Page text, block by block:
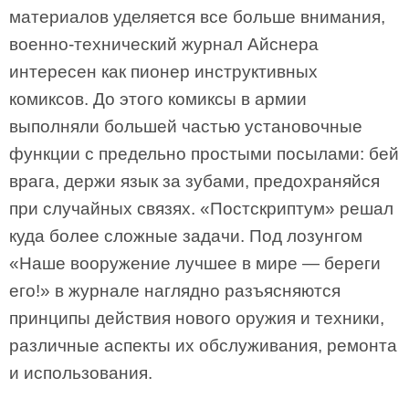
материалов уделяется все больше внимания,
военно-технический журнал Айснера
интересен как пионер инструктивных
комиксов. До этого комиксы в армии
выполняли большей частью установочные
функции с предельно простыми посылами: бей
врага, держи язык за зубами, предохраняйся
при случайных связях. «Постскриптум» решал
куда более сложные задачи. Под лозунгом
«Наше вооружение лучшее в мире — береги
его!» в журнале наглядно разъясняются
принципы действия нового оружия и техники,
различные аспекты их обслуживания, ремонта
и использования.